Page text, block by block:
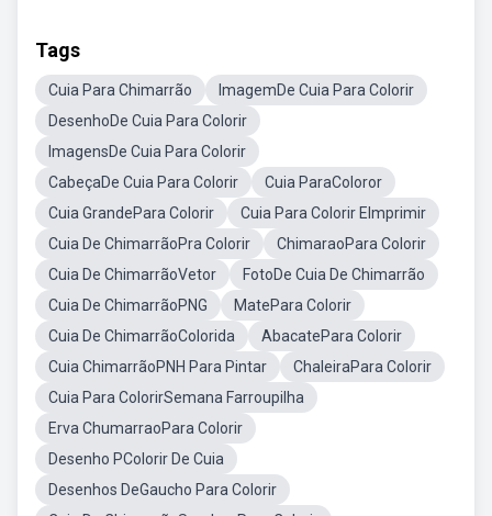
Tags
Cuia Para Chimarrão
ImagemDe Cuia Para Colorir
DesenhoDe Cuia Para Colorir
ImagensDe Cuia Para Colorir
CabeçaDe Cuia Para Colorir
Cuia ParaColoror
Cuia GrandePara Colorir
Cuia Para Colorir EImprimir
Cuia De ChimarrãoPra Colorir
ChimaraoPara Colorir
Cuia De ChimarrãoVetor
FotoDe Cuia De Chimarrão
Cuia De ChimarrãoPNG
MatePara Colorir
Cuia De ChimarrãoColorida
AbacatePara Colorir
Cuia ChimarrãoPNH Para Pintar
ChaleiraPara Colorir
Cuia Para ColorirSemana Farroupilha
Erva ChumarraoPara Colorir
Desenho PColorir De Cuia
Desenhos DeGaucho Para Colorir